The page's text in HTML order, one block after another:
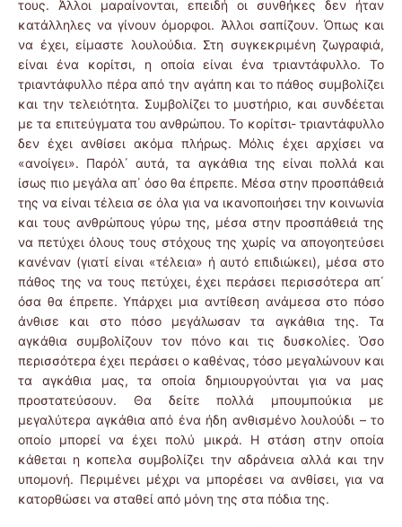
τους. Άλλοι μαραίνονται, επειδή οι συνθήκες δεν ήταν
κατάλληλες να γίνουν όμορφοι. Άλλοι σαπίζουν. Όπως και
να έχει, είμαστε λουλούδια. Στη συγκεκριμένη ζωγραφιά,
είναι ένα κορίτσι, η οποία είναι ένα τριαντάφυλλο. Το
τριαντάφυλλο πέρα από την αγάπη και το πάθος συμβολίζει
και την τελειότητα. Συμβολίζει το μυστήριο, και συνδέεται
με τα επιτεύγματα του ανθρώπου. Το κορίτσι- τριαντάφυλλο
δεν έχει ανθίσει ακόμα πλήρως. Μόλις έχει αρχίσει να
«ανοίγει». Παρόλ΄ αυτά, τα αγκάθια της είναι πολλά και
ίσως πιο μεγάλα απ΄ όσο θα έπρεπε. Μέσα στην προσπάθειά
της να είναι τέλεια σε όλα για να ικανοποιήσει την κοινωνία
και τους ανθρώπους γύρω της, μέσα στην προσπάθειά της
να πετύχει όλους τους στόχους της χωρίς να απογοητεύσει
κανέναν (γιατί είναι «τέλεια» ή αυτό επιδιώκει), μέσα στο
πάθος της να τους πετύχει, έχει περάσει περισσότερα απ΄
όσα θα έπρεπε. Υπάρχει μια αντίθεση ανάμεσα στο πόσο
άνθισε και στο πόσο μεγάλωσαν τα αγκάθια της. Τα
αγκάθια συμβολίζουν τον πόνο και τις δυσκολίες. Όσο
περισσότερα έχει περάσει ο καθένας, τόσο μεγαλώνουν και
τα αγκάθια μας, τα οποία δημιουργούνται για να μας
προστατεύσουν. Θα δείτε πολλά μπουμπούκια με
μεγαλύτερα αγκάθια από ένα ήδη ανθισμένο λουλούδι – το
οποίο μπορεί να έχει πολύ μικρά. Η στάση στην οποία
κάθεται η κοπελα συμβολίζει την αδράνεια αλλά και την
υπομονή. Περιμένει μέχρι να μπορέσει να ανθίσει, για να
κατορθώσει να σταθεί από μόνη της στα πόδια της.